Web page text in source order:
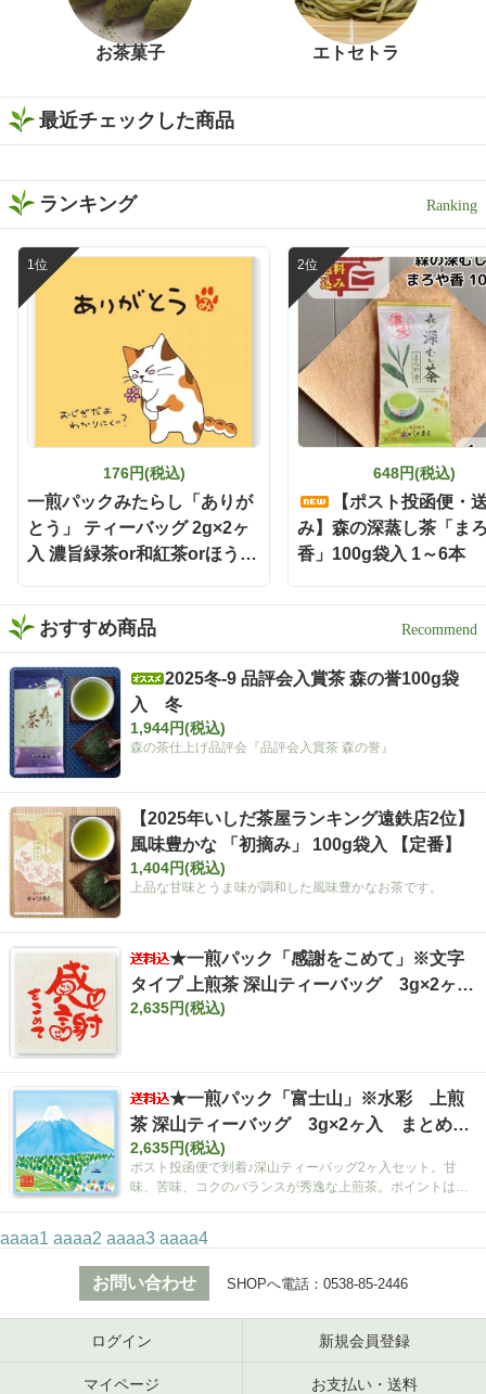
お茶菓子 エトセトラ
最近チェックした商品
ランキング
176円(税込)
一煎パックみたらし「ありが
とう」 ティーバッグ 2g×2ヶ
入 濃旨緑茶or和紅茶orほうじ
648円(税込)
【ポスト投函便・
み】森の深蒸し茶「ま
香」100g袋入 1～6本
おすすめ商品
2025冬-9 品評会入賞茶 森の誉100g袋
入 冬
1,944円(税込)
森の茶仕上げ品評会『品評会入賞茶 森の誉』
【2025年いしだ茶屋ランキング遠鉄店2位】
風味豊かな 「初摘み」 100g袋入 【定番】
1,404円(税込)
上品な甘味とうま味が調和した風味豊かなお茶です。
★一煎パック「感謝をこめて」※文字
タイプ 上煎茶 深山ティーバッグ 3g×2ヶ
入 まとめ買いセット【ポスト投函便・送料
2,635円(税込)
★一煎パック「富士山」※水彩 上煎
茶 深山ティーバッグ 3g×2ヶ入 まとめ買
いセット【ポスト投函便・送料込み】
2,635円(税込)
ポスト投函便で到着♪深山ティーバッグ2ヶ入セット。甘
味、苦味、コクのバランスが秀逸な上煎茶。ポイントは空
aaaa1 aaaa2 aaaa3 aaaa4
お問い合わせ SHOPへ電話： 0538-85-2446
ログイン 新規会員登録
マイページ お支払い・送料